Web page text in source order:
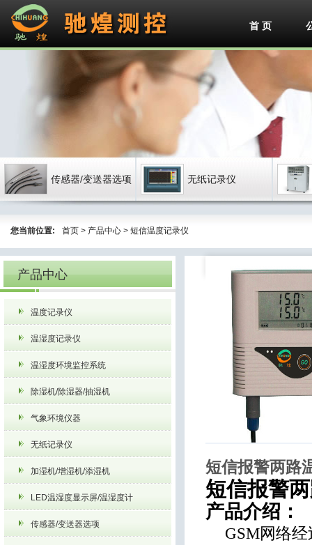
首 页
传感器/变送器选项 无纸记录仪
除湿机/除湿器/抽湿
机
气象环境仪器
您当前位置: 首页 > 产品中心 > 短信温度记录仪
产品中心
温度记录仪
温湿度记录仪
温湿度环境监控系统
除湿机/除湿器/抽湿机
气象环境仪器
无纸记录仪
加湿机/增湿机/添湿机
LED温湿度显示屏/温湿度计
传感器/变送器选项
短信报警两路
短信报警
产品介绍：
GSM网络